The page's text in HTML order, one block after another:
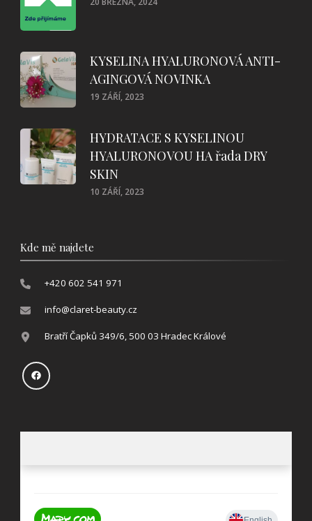
KYSELINA HYALURONOVÁ ANTI-
AGINGOVÁ NOVINKA
19 ZÁŘÍ, 2023
HYDRATACE S KYSELINOU
HYALURONOVOU HA řada DRY
SKIN
10 ZÁŘÍ, 2023
Kde mě najdete
+420 602 541 971
info@claret-beauty.cz
Bratří Čapků 349/6, 500 03 Hradec Králové